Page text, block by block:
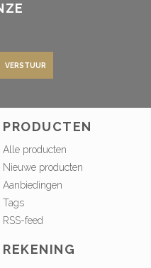
VERSTUUR
PRODUCTEN
Alle producten
Nieuwe producten
Aanbiedingen
Tags
RSS-feed
REKENING